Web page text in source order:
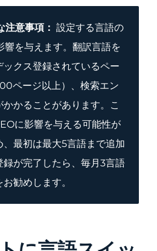
意事項： 設定する言語の
響を与えます。翻訳言語を
クス登録されているペー
ページ以上）、検索エン
かることがあります。こ
に影響を与える可能性が
最初は最大5言語まで追加
録が完了したら、毎月3言語
勧めします。